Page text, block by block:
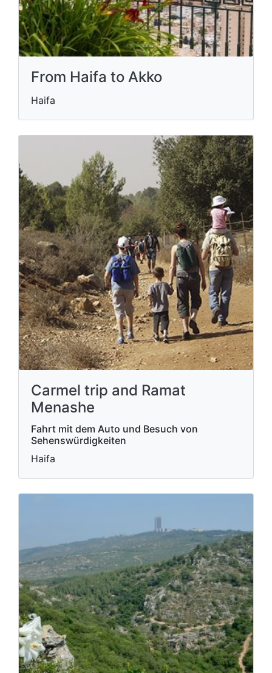
From Haifa to Akko
Haifa
Carmel trip and Ramat
Menashe
Fahrt mit dem Auto und Besuch von
Sehenswürdigkeiten
Haifa